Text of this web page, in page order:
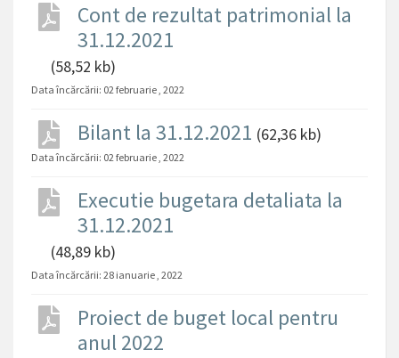
Cont de rezultat patrimonial la
31.12.2021
(58,52 kb)
Data încărcării: 02 februarie , 2022
Bilant la 31.12.2021 (62,36 kb)
Data încărcării: 02 februarie , 2022
Executie bugetara detaliata la
31.12.2021
(48,89 kb)
Data încărcării: 28 ianuarie , 2022
Proiect de buget local pentru
anul 2022